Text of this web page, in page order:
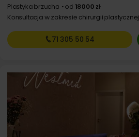
Plastyka brzucha od 18000 zł
Konsultacja w zakresie chirurgii plastycznej
71 305 50 54